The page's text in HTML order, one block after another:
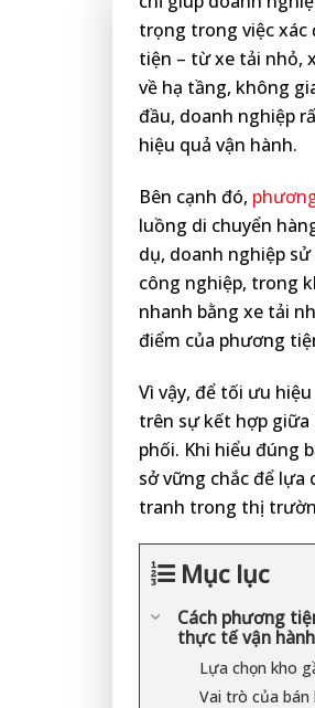
trọng trong việc xác
tiện – từ xe tải nhỏ,
về hạ tầng, không
đầu, doanh nghiệp
hiệu quả vận hành.
Bên cạnh đó,
luồng di chuyển
dụ, doanh nghiệp
công nghiệp, trong
nhanh bằng xe tải
điểm của phương
Vì vậy, để tối ưu
trên sự kết hợp giữa
phối. Khi hiểu đúng
sở vững chắc để lựa
tranh trong thị
Mục lục
Cách phương
thực tế vận
Lựa chọn kho
Vai trò của bán